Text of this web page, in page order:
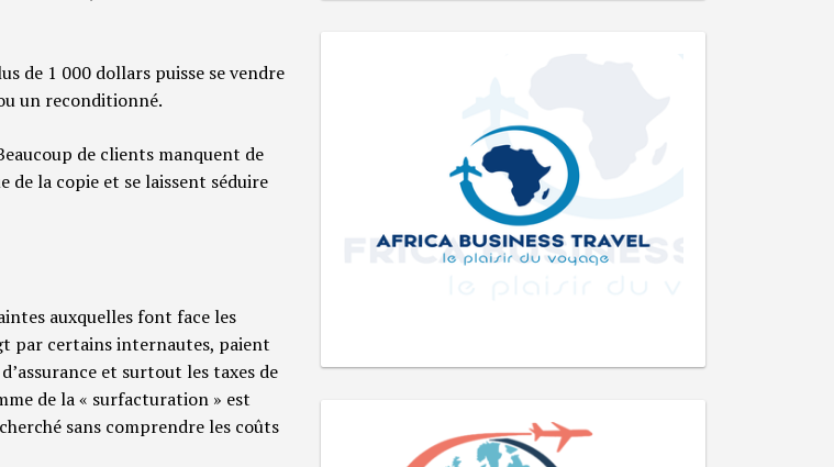
de 1 000 dollars puisse se vendre
un reconditionné.
de clients manquent de
la copie et se laissent séduire
auxquelles font face les
par certains internautes, paient
et surtout les taxes de
de la « surfacturation » est
sans comprendre les coûts